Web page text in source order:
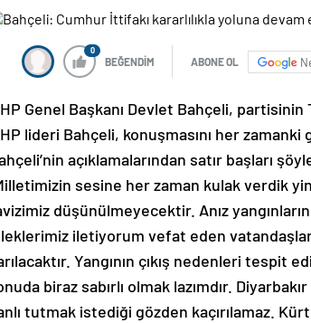
0
BEĞENDİM ABONE OL
Genel Başkanı Devlet Bahçeli, partisinin
lideri Bahçeli, konuşmasını her
açıklamalarından satır başları
sesine her zaman kulak verdik
düşünülmeyecektir. Anız
iletiyorum vefat eden
Yangının çıkış nedenleri tespit
biraz sabırlı olmak lazımdır.
tutmak istediği gözden kaçırılamaz.